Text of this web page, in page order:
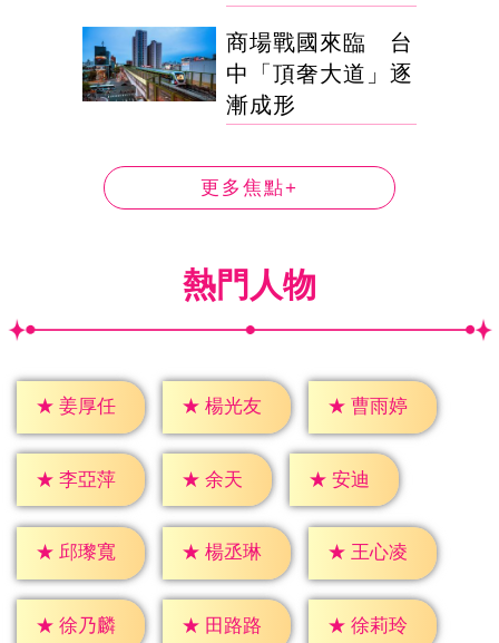
商場戰國來臨 台
中「頂奢大道」逐
漸成形
更多焦點+
熱門人物
★ 姜厚任 ★ 楊光友 ★ 曹雨婷
★ 李亞萍 ★ 余天 ★ 安迪
★ 邱瓈寬 ★ 楊丞琳 ★ 王心凌
★ 徐乃麟 ★ 田路路 ★ 徐莉玲